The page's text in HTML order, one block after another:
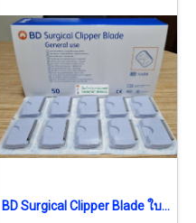
BD Surgical Clipper Blade ใบมีด (4406) (1 ชิ้น) (exp 04-2026)